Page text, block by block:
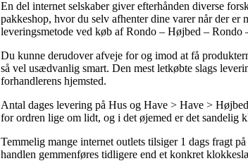
En del internet selskaber giver efterhånden diverse
pakkeshop, hvor du selv afhenter dine varer når der
leveringsmetode ved køb af Rondo – Højbed – Rondo
Du kunne derudover afveje for og imod at få
så vel usædvanlig smart. Den mest letkøbte slags
forhandlerens hjemsted.
Antal dages levering på Hus og Have > Have >
for ordren lige om lidt, og i det øjemed er det sandelig
Temmelig mange internet outlets tilsiger 1 dags fragt
handlen gemmenføres tidligere end et konkret